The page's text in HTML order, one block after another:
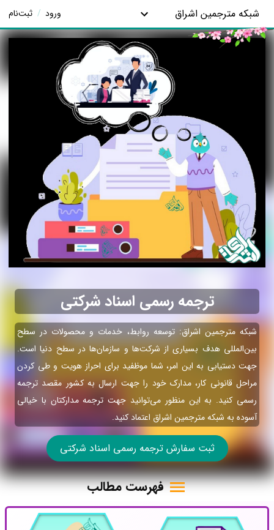
شبکه مترجمین اشراق ورود / ثبت‌نام
ترجمه رسمی اسناد شرکتی
شبکه مترجمین اشراق: توسعه روابط، خدمات و محصولات در سطح
بین‌المللی هدف بسیاری از شرکت‌ها و سازمان‌ها در سطح دنیا است.
جهت دستیابی به این امر، شما موظفید برای احراز هویت و طی کردن
مراحل قانونی کار، مدارک خود را جهت ارسال به کشور مقصد ترجمه
رسمی کنید. به این منظور می‌توانید جهت ترجمه مدارکتان با خیالی
آسوده به شبکه مترجمین اشراق اعتماد کنید.
ثبت سفارش ترجمه رسمی اسناد شرکتی
فهرست مطالب